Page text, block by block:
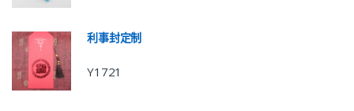
利事封定制
Y1721